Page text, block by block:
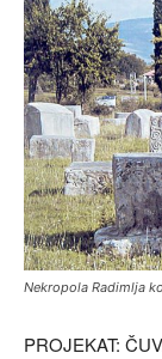
Nekropola Radimlja
PROJEKAT: